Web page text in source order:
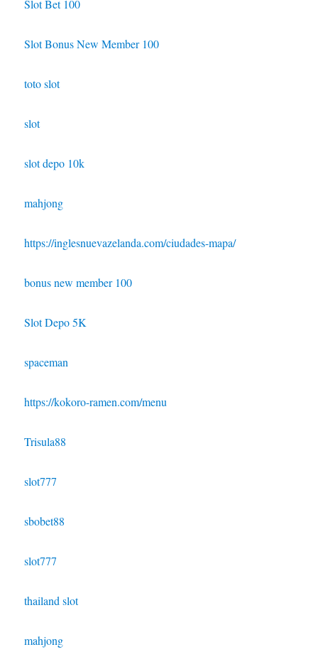
Slot Bet 100
Slot Bonus New Member 100
toto slot
slot
slot depo 10k
mahjong
https://inglesnuevazelanda.com/ciudades-mapa/
bonus new member 100
Slot Depo 5K
spaceman
https://kokoro-ramen.com/menu
Trisula88
slot777
sbobet88
slot777
thailand slot
mahjong